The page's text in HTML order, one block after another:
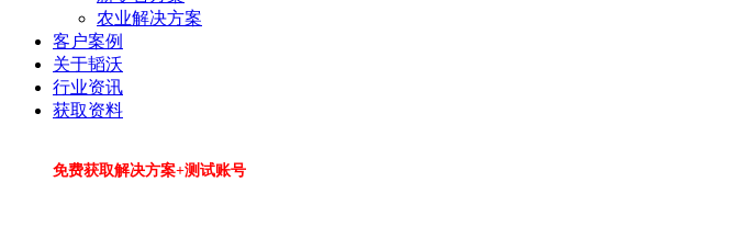
农业解决方案
客户案例
关于韬沃
行业资讯
获取资料
免费获取解决方案+测试账号